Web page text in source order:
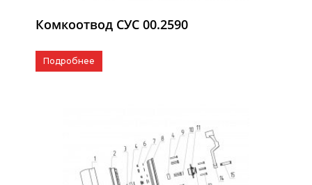
Комкоотвод СУС 00.2590
Подробнее